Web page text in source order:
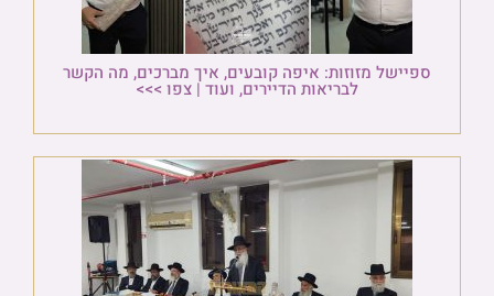
ספיישל מזוזות: איפה קובעים, איך מברכים, מה הקשר
לבריאות הדיירים, ועוד | צפו >>>